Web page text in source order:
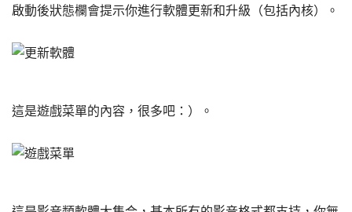
啟動後狀態欄會提示你進行軟體更新和升級（包括內核）。
這是遊戲菜單的內容，很多吧：）。